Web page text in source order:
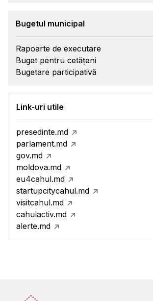
Bugetul municipal
Rapoarte de executare
Buget pentru cetățeni
Bugetare participativă
Link-uri utile
presedinte.md
parlament.md
gov.md
moldova.md
eu4cahul.md
startupcitycahul.md
visitcahul.md
cahulactiv.md
alerte.md